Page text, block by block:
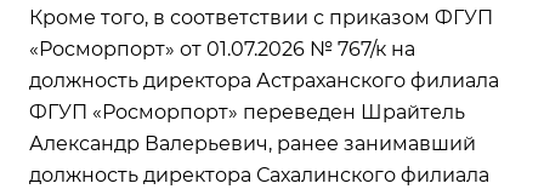
Кроме того, в соответствии с приказом ФГУП
«Росморпорт» от 01.07.2026 № 767/к на
должность директора Астраханского филиала
ФГУП «Росморпорт» переведен Шрайтель
Александр Валерьевич, ранее занимавший
должность директора Сахалинского филиала